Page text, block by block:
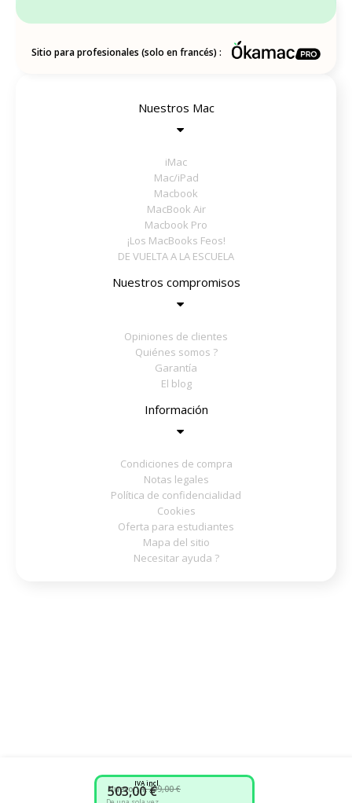
Nuevo :1.799,00 €
503,00 €
IVA incl.
Sitio para profesionales (solo en francés) :
Nuestros Mac
iMac
Mac/iPad
Macbook
MacBook Air
Macbook Pro
¡Los MacBooks Feos!
DE VUELTA A LA ESCUELA
Nuestros compromisos
Opiniones de clientes
Quiénes somos ?
Garantía
El blog
Información
Condiciones de compra
Notas legales
Política de confidencialidad
Cookies
Oferta para estudiantes
Mapa del sitio
Necesitar ayuda ?